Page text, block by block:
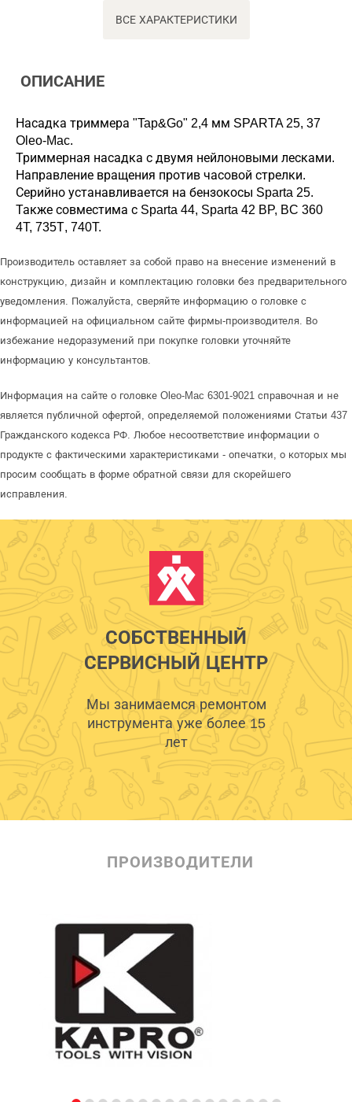
ВСЕ ХАРАКТЕРИСТИКИ
ОПИСАНИЕ
Насадка триммера "Tap&Go" 2,4 мм SPARTA 25, 37
Oleo-Mac.
Триммерная насадка с двумя нейлоновыми лесками.
Направление вращения против часовой стрелки.
Серийно устанавливается на бензокосы Sparta 25.
Также совместима с Sparta 44, Sparta 42 BP, BC 360
4T, 735Т, 740T.
Производитель оставляет за собой право на внесение изменений в
конструкцию, дизайн и комплектацию головки без предварительного
уведомления. Пожалуйста, сверяйте информацию о головке с
информацией на официальном сайте фирмы-производителя. Во
избежание недоразумений при покупке головки уточняйте
информацию у консультантов.
Информация на сайте о головке Oleo-Mac 6301-9021 справочная и не
является публичной офертой, определяемой положениями Статьи 437
Гражданского кодекса РФ. Любое несоответствие информации о
продукте с фактическими характеристиками - опечатки, о которых мы
просим сообщать в форме обратной связи для скорейшего
исправления.
СОБСТВЕННЫЙ
СЕРВИСНЫЙ ЦЕНТР
Мы занимаемся ремонтом
инструмента уже более 15
лет
ПРОИЗВОДИТЕЛИ